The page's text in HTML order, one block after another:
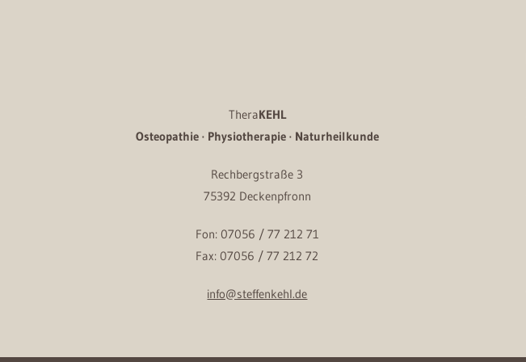
TheraKEHL
Osteopathie · Physiotherapie · Naturheilkunde
Rechbergstraße 3
75392 Deckenpfronn
Fon: 07056 / 77 212 71
Fax: 07056 / 77 212 72
info@steffenkehl.de